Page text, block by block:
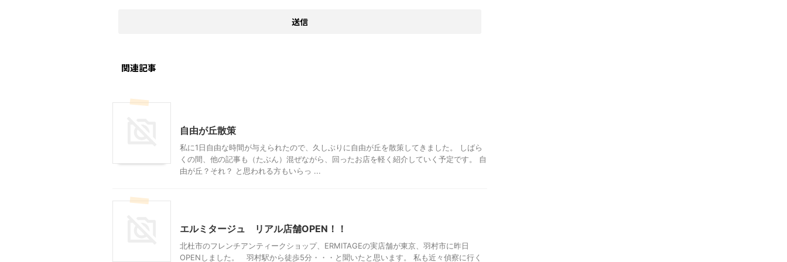
関連記事
自由が丘散策
私に1日自由な時間が与えられたので、久しぶりに自由が丘を散策してきました。 しばら
くの間、他の記事も（たぶん）混ぜながら、回ったお店を軽く紹介していく予定です。 自
由が丘？それ？ と思われる方もいらっ ...
エルミタージュ リアル店舗OPEN！！
北杜市のフレンチアンティークショップ、ERMITAGEの実店舗が東京、羽村市に昨日
OPENしました。 羽村駅から徒歩5分・・・と聞いたと思います。 私も近々偵察に行く